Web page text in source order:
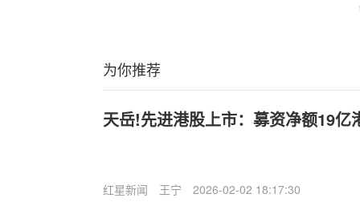
为你推荐
天岳!先进港股上市：募资净额19亿
红星新闻 王宁 2026-02-02 18:17:30